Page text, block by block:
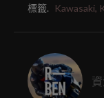
標籤. Kawasaki,